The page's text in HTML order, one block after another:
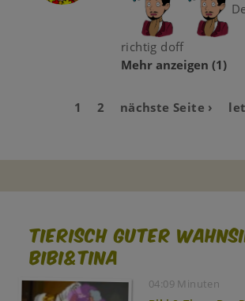
richtig doff
Mehr anzeigen (1)
Aktuelle
1 Page
2
Nächste
nächste Seite ›
Tierisch guter
Bibi&Tina
04:09 Minuten